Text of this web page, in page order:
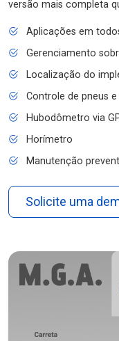
versão mais completa
Aplicações em
Gerenciamento
Localização do
Controle de pneus
Hubodômetro via
Horímetro
Manutenção
Solicite uma